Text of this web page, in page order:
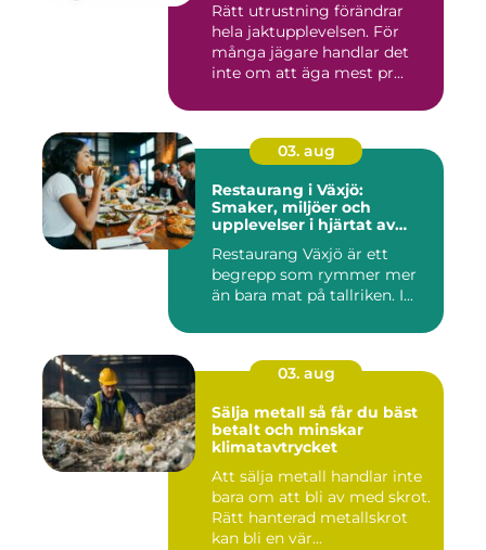
Rätt utrustning förändrar
hela jaktupplevelsen. För
många jägare handlar det
inte om att äga mest pr...
03. aug
Restaurang i Växjö:
Smaker, miljöer och
upplevelser i hjärtat av
Restaurang Växjö är ett
begrepp som rymmer mer
än bara mat på tallriken. I...
03. aug
Sälja metall så får du bäst
betalt och minskar
klimatavtrycket
Att sälja metall handlar inte
bara om att bli av med skrot.
Rätt hanterad metallskrot
kan bli en vär...